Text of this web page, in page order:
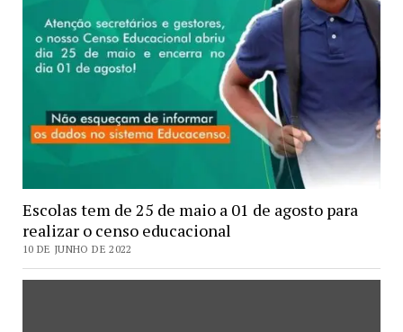
Escolas tem de 25 de maio a 01 de agosto para
realizar o censo educacional
10 DE JUNHO DE 2022